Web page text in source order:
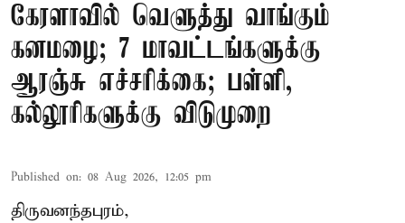
கேரளாவில் வெளுத்து வாங்கும்
கனமழை; 7 மாவட்டங்களுக்கு
ஆரஞ்சு எச்சரிக்கை; பள்ளி,
கல்லூரிகளுக்கு விடுமுறை
Published on: 08 Aug 2026, 12:05 pm
திருவனந்தபுரம்,